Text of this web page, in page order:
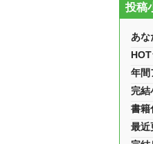
投稿
あな
年間
完結
書籍
最近